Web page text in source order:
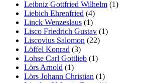
Leibniz Gottfried Wilhelm (1)
Liebich Ehrenfried (4)
Linck Wenzeslaus (1)
Lisco Friedrich Gustav (1)
Liscovius Salomon (22)
Löffel Konrad (3)
Lohse Carl Gottlieb (1)
Lörs Arnold (1)
Lörs Johann Christian (1)